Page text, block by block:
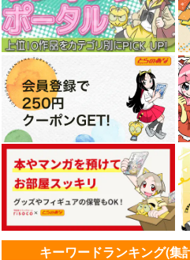
サンプル
作品詳細
サンプ
作品詳
キーワードランキング(集